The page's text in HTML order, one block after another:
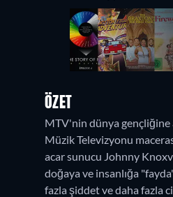
ÖZET
MTV'nin dünya gençliğine
Müzik Televizyonu
acar sunucu Johnny
doğaya ve insanlığa
fazla şiddet ve daha fazla